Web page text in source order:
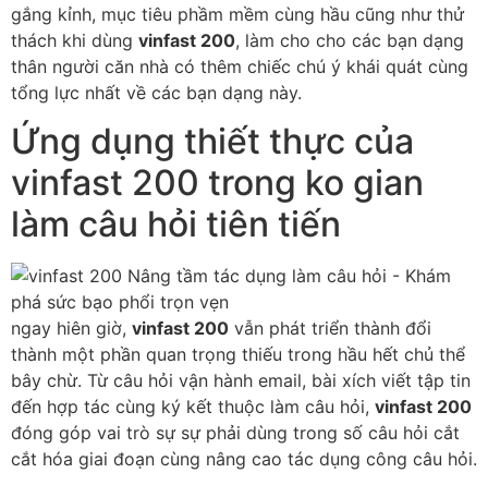
gắng kỉnh, mục tiêu phầm mềm cùng hầu cũng như thử
thách khi dùng vinfast 200, làm cho cho các bạn dạng
thân người căn nhà có thêm chiếc chú ý khái quát cùng
tổng lực nhất về các bạn dạng này.
Ứng dụng thiết thực của
vinfast 200 trong ko gian
làm câu hỏi tiên tiến
ngay hiên giờ, vinfast 200 vẫn phát triển thành đổi
thành một phần quan trọng thiếu trong hầu hết chủ thể
bây chừ. Từ câu hỏi vận hành email, bài xích viết tập tin
đến hợp tác cùng ký kết thuộc làm câu hỏi, vinfast 200
đóng góp vai trò sự sự phải dùng trong số câu hỏi cắt
cắt hóa giai đoạn cùng nâng cao tác dụng công câu hỏi.